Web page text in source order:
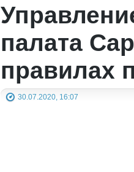
палата
правилах
30.07.2020, 16:07